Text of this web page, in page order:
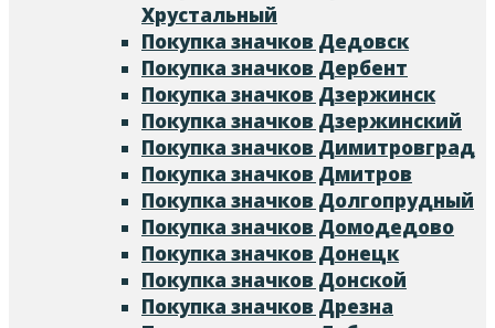
Хрустальный
Покупка значков Дедовск
Покупка значков Дербент
Покупка значков Дзержинск
Покупка значков Дзержинский
Покупка значков Димитровград
Покупка значков Дмитров
Покупка значков Долгопрудный
Покупка значков Домодедово
Покупка значков Донецк
Покупка значков Донской
Покупка значков Дрезна